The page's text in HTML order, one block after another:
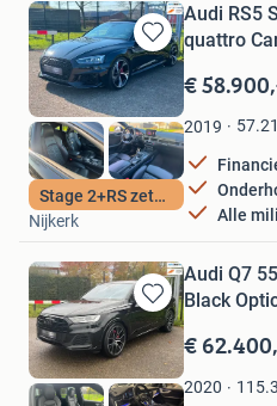
Bewaren
in
Mijn
Favorieten
Stage 2+RS zetels
Audi RS5
quattro
€
2019
Alle
Autoplein Nijkerk
Nijkerk
Bewaren
in
Mijn
Favorieten
Audi Q7
Black
€
2020